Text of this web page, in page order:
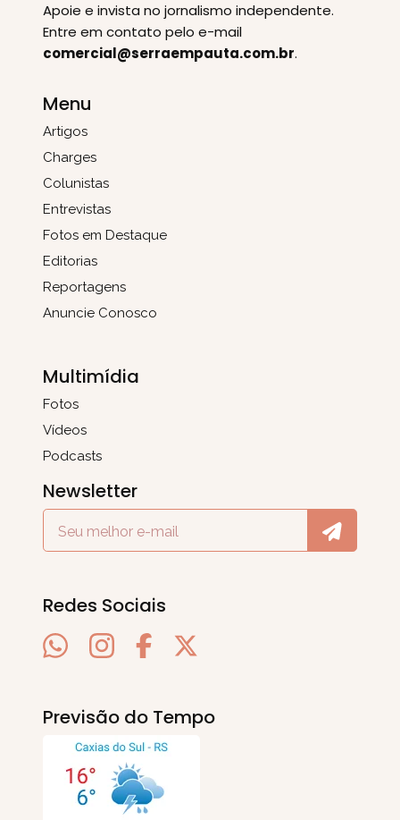
Apoie e invista no jornalismo independente.
Entre em contato pelo e-mail
comercial@serraempauta.com.br.
Menu
Artigos
Charges
Colunistas
Entrevistas
Fotos em Destaque
Editorias
Reportagens
Anuncie Conosco
Multimídia
Fotos
Vídeos
Podcasts
Newsletter
Redes Sociais
Previsão do Tempo